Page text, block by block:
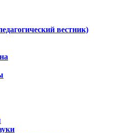
вестник)